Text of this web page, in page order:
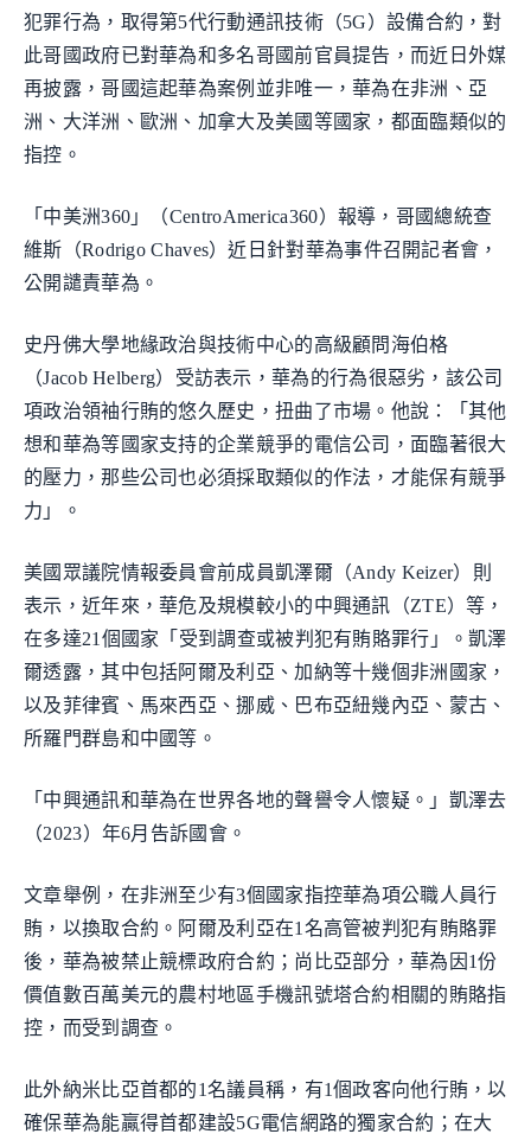
犯罪行為，取得第5代行動通訊技術（5G）設備合約，對
此哥國政府已對華為和多名哥國前官員提告，而近日外媒
再披露，哥國這起華為案例並非唯一，華為在非洲、亞
洲、大洋洲、歐洲、加拿大及美國等國家，都面臨類似的
指控。
「中美洲360」（CentroAmerica360）報導，哥國總統查
維斯（Rodrigo Chaves）近日針對華為事件召開記者會，
公開譴責華為。
史丹佛大學地緣政治與技術中心的高級顧問海伯格
（Jacob Helberg）受訪表示，華為的行為很惡劣，該公司
項政治領袖行賄的悠久歷史，扭曲了市場。他說：「其他
想和華為等國家支持的企業競爭的電信公司，面臨著很大
的壓力，那些公司也必須採取類似的作法，才能保有競爭
力」。
美國眾議院情報委員會前成員凱澤爾（Andy Keizer）則
表示，近年來，華危及規模較小的中興通訊（ZTE）等，
在多達21個國家「受到調查或被判犯有賄賂罪行」。凱澤
爾透露，其中包括阿爾及利亞、加納等十幾個非洲國家，
以及菲律賓、馬來西亞、挪威、巴布亞紐幾內亞、蒙古、
所羅門群島和中國等。
「中興通訊和華為在世界各地的聲譽令人懷疑。」凱澤去
（2023）年6月告訴國會。
文章舉例，在非洲至少有3個國家指控華為項公職人員行
賄，以換取合約。阿爾及利亞在1名高管被判犯有賄賂罪
後，華為被禁止競標政府合約；尚比亞部分，華為因1份
價值數百萬美元的農村地區手機訊號塔合約相關的賄賂指
控，而受到調查。
此外納米比亞首都的1名議員稱，有1個政客向他行賄，以
確保華為能贏得首都建設5G電信網路的獨家合約；在大